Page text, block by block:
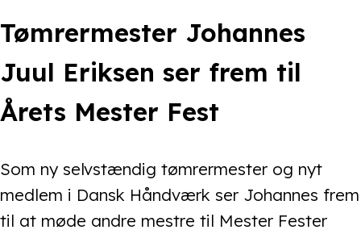
Tømrermester Johannes
Juul Eriksen ser frem til
Årets Mester Fest
Som ny selvstændig tømrermester og nyt
medlem i Dansk Håndværk ser Johannes frem
til at møde andre mestre til Mester Fester